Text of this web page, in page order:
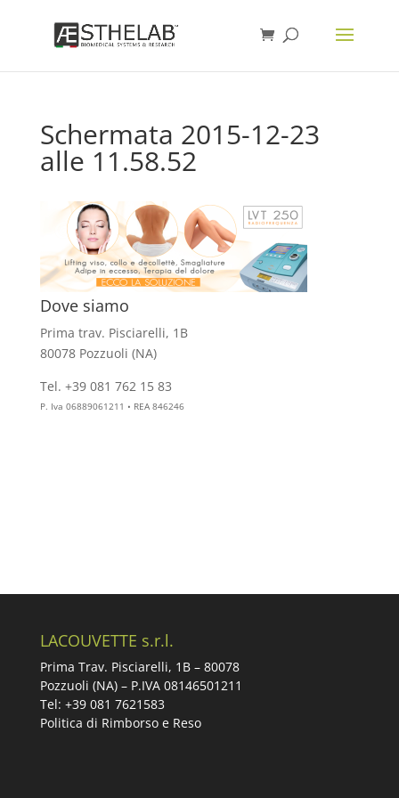
Schermata 2015-12-23
alle 11.58.52
Dove siamo
Prima trav. Pisciarelli, 1B
80078 Pozzuoli (NA)
Tel. +39 081 762 15 83
P. Iva 06889061211 • REA 846246
LACOUVETTE s.r.l.
Prima Trav. Pisciarelli, 1B – 80078
Pozzuoli (NA) – P.IVA 08146501211
Tel: +39 081 7621583
Politica di Rimborso e Reso